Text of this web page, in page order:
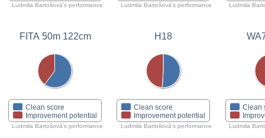
Ludmila Bartošová's performance Ludmila Bartošová's performance Ludmila
FITA 50m 122cm
Clean score
Improvement potential
Ludmila Bartošová's performance
H18
Clean score
Improvement potential
Ludmila Bartošová's performance
Clean
Ludmila